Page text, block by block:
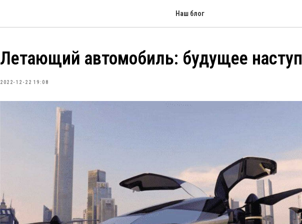
Наш блог
Летающий автомобиль: будущее
2022-12-22 19:08